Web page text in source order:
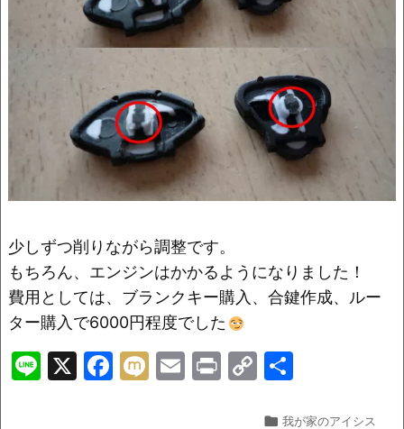
少しずつ削りながら調整です。
もちろん、エンジンはかかるようになりました！
費用としては、ブランクキー購入、合鍵作成、ルー
ター購入で6000円程度でした
Li X
F
M E
Pr C
 我が家のアイシス